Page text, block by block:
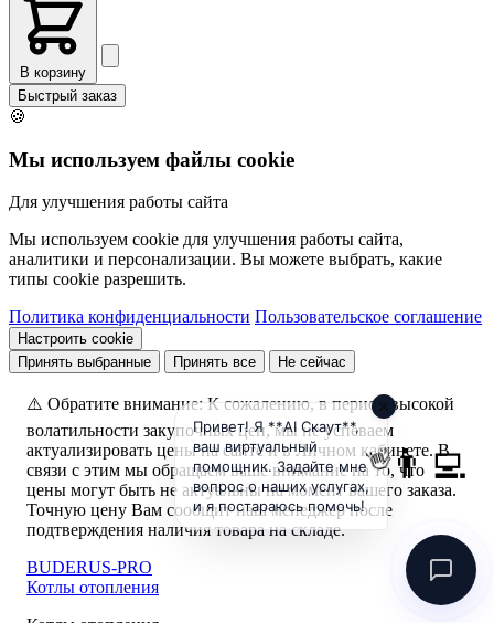
В корзину
Быстрый заказ
🍪
Мы используем файлы cookie
Для улучшения работы сайта
Мы используем cookie для улучшения работы сайта,
аналитики и персонализации. Вы можете выбрать, какие
типы cookie разрешить.
Политика конфиденциальности Пользовательское соглашение
Настроить cookie
Принять выбранные
Принять все Не сейчас
⚠️ Обратите внимание: К сожалению, в период высокой
волатильности закупочных цен, мы не успеваем
актуализировать цены на сайте и в Личном кабинете. В
связи с этим мы обращаем ваше внимание на то, что
цены могут быть не актуальны на момент вашего заказа.
Точную цену Вам сообщит наш менеджер после
подтверждения наличия товара на складе.
BUDERUS-PRO
Котлы отопления
Привет! Я **AI Скаут**,
ваш виртуальный
помощник. Задайте мне
вопрос о наших услугах,
и я постараюсь помочь!
👋👨‍💻